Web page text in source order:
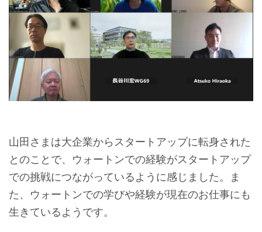
山田さまは大企業からスタートアップに転身された
とのことで、ウォートンでの経験がスタートアップ
での挑戦につながっているように感じました。ま
た、ウォートンでの学びや経験が現在のお仕事にも
生きているようです。